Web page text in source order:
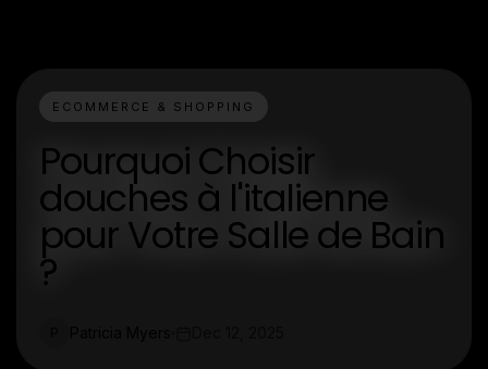
ECOMMERCE & SHOPPING
Pourquoi Choisir
douches à l'italienne
pour Votre Salle de Bain
?